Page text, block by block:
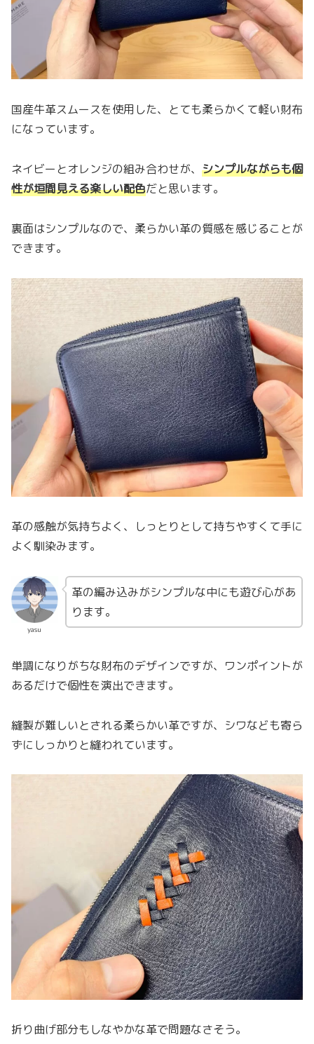
国産牛革スムースを使用した、とても柔らかくて軽い財布
になっています。
ネイビーとオレンジの組み合わせが、 シンプルながらも個
性が垣間見える楽しい配色だと思います。
裏面はシンプルなので、柔らかい革の質感を感じることが
できます。
革の感触が気持ちよく、しっとりとして持ちやすくて手に
よく馴染みます。
yasu
革の編み込みがシンプルな中にも遊び心があ
ります。
単調になりがちな財布のデザインですが、ワンポイントが
あるだけで個性を演出できます。
縫製が難しいとされる柔らかい革ですが、シワなども寄ら
ずにしっかりと縫われています。
折り曲げ部分もしなやかな革で問題なさそう。